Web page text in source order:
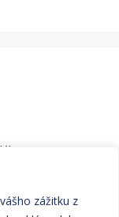
zážitku z
47, 011 77